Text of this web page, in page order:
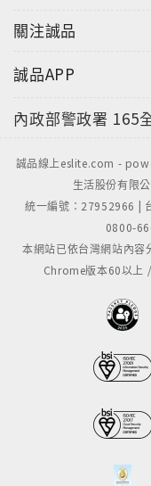
關注誠品
誠品APP
內政部警政署 165
誠品線上eslite.com -
生活股份有限
統一編號：27952966 |
0800-
本網站已依台灣網站內
Chrome版本60以上